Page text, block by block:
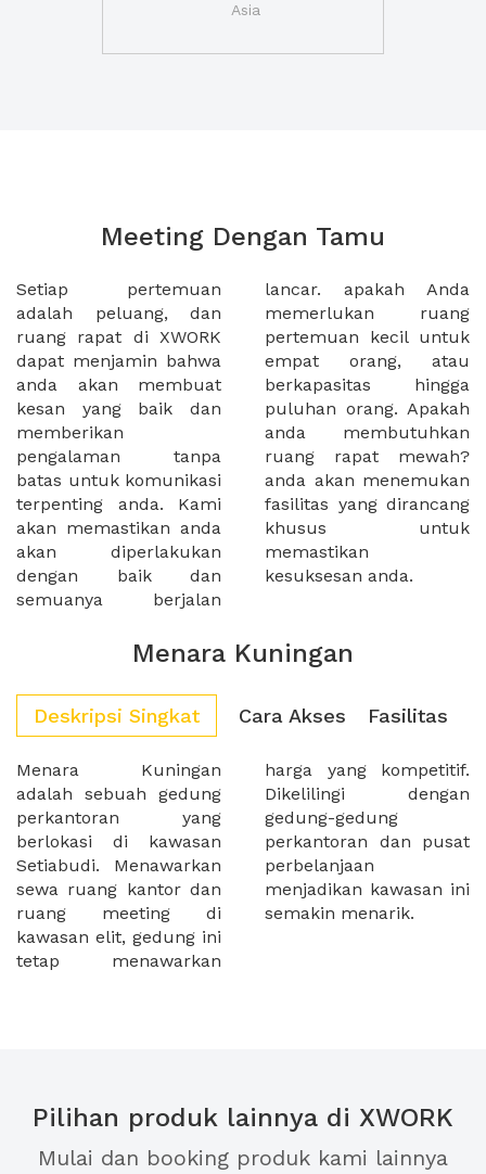
Asia
Meeting Dengan Tamu
Setiap pertemuan
adalah peluang, dan
ruang rapat di XWORK
dapat menjamin bahwa
anda akan membuat
kesan yang baik dan
memberikan
pengalaman tanpa
batas untuk komunikasi
terpenting anda. Kami
akan memastikan anda
akan diperlakukan
dengan baik dan
semuanya berjalan
lancar. apakah Anda
memerlukan ruang
pertemuan kecil untuk
empat orang, atau
berkapasitas hingga
puluhan orang. Apakah
anda membutuhkan
ruang rapat mewah?
anda akan menemukan
fasilitas yang dirancang
khusus untuk
memastikan
kesuksesan anda.
Menara Kuningan
Deskripsi Singkat Cara Akses Fasilitas
Menara Kuningan
adalah sebuah gedung
perkantoran yang
berlokasi di kawasan
Setiabudi. Menawarkan
sewa ruang kantor dan
ruang meeting di
kawasan elit, gedung ini
tetap menawarkan
harga yang kompetitif.
Dikelilingi dengan
gedung-gedung
perkantoran dan pusat
perbelanjaan
menjadikan kawasan ini
semakin menarik.
Pilihan produk lainnya di XWORK
Mulai dan booking produk kami lainnya